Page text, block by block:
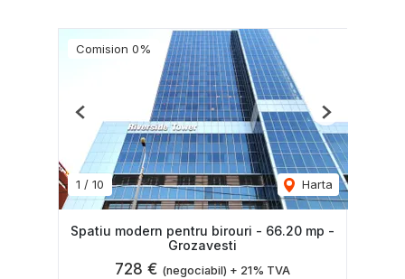
Comision 0%
1 / 10 Harta
Previous Next
Spatiu modern pentru birouri - 66.20 mp -
Grozavesti
728 € (negociabil) + 21% TVA